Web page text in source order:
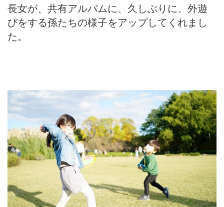
長女が、共有アルバムに、久しぶりに、外遊
びをする孫たちの様子をアップしてくれまし
た。